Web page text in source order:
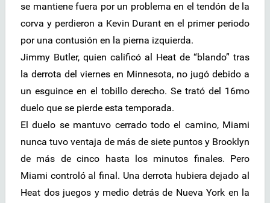
se mantiene fuera por un problema en el tendón de la
corva y perdieron a Kevin Durant en el primer periodo
por una contusión en la pierna izquierda.
Jimmy Butler, quien calificó al Heat de “blando” tras
la derrota del viernes en Minnesota, no jugó debido a
un esguince en el tobillo derecho. Se trató del 16mo
duelo que se pierde esta temporada.
El duelo se mantuvo cerrado todo el camino, Miami
nunca tuvo ventaja de más de siete puntos y Brooklyn
de más de cinco hasta los minutos finales. Pero
Miami controló al final. Una derrota hubiera dejado al
Heat dos juegos y medio detrás de Nueva York en la